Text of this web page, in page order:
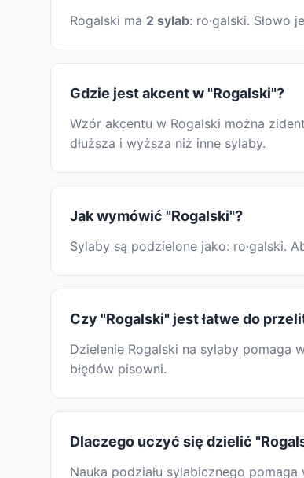
Rogalski ma 2 sylab: ro·galski. Słowo
Gdzie jest akcent w "Rogalski"?
Wzór akcentu w Rogalski można
dłuższa i wyższa niż inne sylaby.
Jak wymówić "Rogalski"?
Sylaby są podzielone jako: ro·galski.
Czy "Rogalski" jest łatwe do
Dzielenie Rogalski na sylaby pomaga
błędów pisowni.
Dlaczego uczyć się dzielić
Nauka podziału sylabicznego pomaga